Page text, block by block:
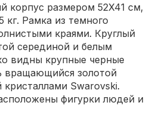
корпус размером 52X41 см,
кг. Рамка из темного
краями. Круглый
серединой и белым
видны крупные черные
вращающийся золотой
Swarovski.
фигурки людей и